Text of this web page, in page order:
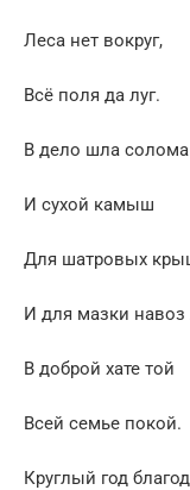
Леса нет вокруг,
Всё поля да луг.
В дело шла солома
И сухой камыш
Для шатровых
И для мазки
В доброй хате той
Всей семье покой.
Круглый год